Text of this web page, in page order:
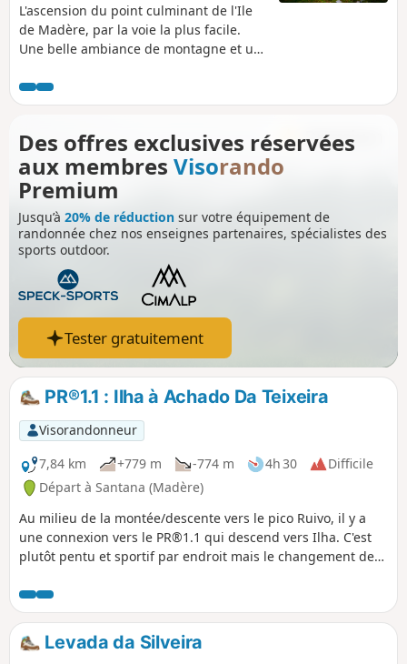
L'ascension du point culminant de l'Ile
de Madère, par la voie la plus facile.
Une belle ambiance de montagne et un
Des offres exclusives réservées
aux membres Visorando
Premium
Jusqu’à 20% de réduction sur votre équipement de
randonnée chez nos enseignes partenaires, spécialistes des
sports outdoor.
Tester gratuitement
PR®1.1 : Ilha à Achado Da Teixeira
Visorandonneur
7,84 km
+779 m -774 m 4h 30
Difficile
Départ à Santana (Madère)
Au milieu de la montée/descente vers le pico Ruivo, il y a
une connexion vers le PR®1.1 qui descend vers Ilha. C'est
plutôt pentu et sportif par endroit mais le changement de
va pas trop loin (-300m de dénivelé) car il fallait remonter
pour retourner au parking à Achado do Texeira (départ vers
le Pico Ruivo). Pour les plus motivés en revanche il y a la
possibilité de vraiment descendre et rejoindre la Levada do
Levada da Silveira